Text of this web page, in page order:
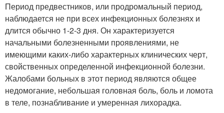
Период предвестников, или продромальный период,
наблюдается не при всех инфекционных болезнях и
длится обычно 1-2-3 дня. Он характеризуется
начальными болезненными проявлениями, не
имеющими каких-либо характерных клинических черт,
свойственных определенной инфекционной болезни.
Жалобами больных в этот период являются общее
недомогание, небольшая головная боль, боль и ломота
в теле, познабливание и умеренная лихорадка.